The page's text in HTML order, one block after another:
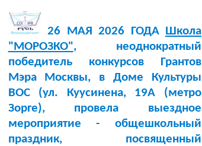
26 МАЯ 2026 ГОДА
Школа
"МОРОЗКО", неоднократный
победитель конкурсов Грантов
Мэра Москвы, в Доме Культуры
BOC (ул. Куусинена, 19А (метро
Зорге), провела выездное
мероприятие - общешкольный
праздник, посвященный